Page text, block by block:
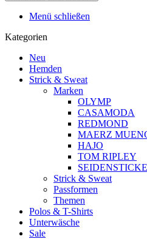
Menü schließen
Kategorien
Neu
Hemden
Strick & Sweat
Marken
OLYMP
CASAMODA
REDMOND
MAERZ
HAJO
TOM RIPLEY
Strick & Sweat
Passformen
Themen
Polos & T-Shirts
Unterwäsche
Sale